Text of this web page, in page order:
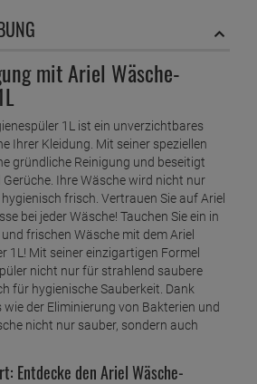
mit Ariel Wäsche-
1L ist ein unverzichtbares
Ihrer Kleidung. Mit seiner speziellen
gründliche Reinigung und beseitigt
Ihre Wäsche wird nicht nur
frisch. Vertrauen Sie auf Ariel
bei jeder Wäsche! Tauchen Sie ein in
frischen Wäsche mit dem Ariel
1L! Mit seiner einzigartigen Formel
nicht nur für strahlend saubere
für hygienische Sauberkeit. Dank
wie der Eliminierung von Bakterien und
nicht nur sauber, sondern auch
Entdecke den Ariel Wäsche-